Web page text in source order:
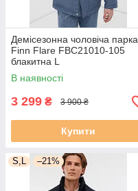
Демісезонна чоловіча парка
Finn Flare FBC21010-105
блакитна L
В наявності
3 299 ₴ 3 900 ₴
Купити
S,L –21%